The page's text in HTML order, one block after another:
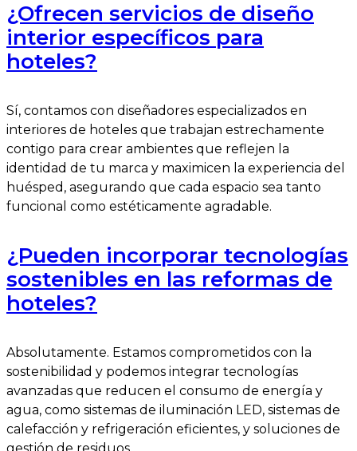
¿Ofrecen servicios de diseño
interior específicos para
hoteles?
Sí, contamos con diseñadores especializados en
interiores de hoteles que trabajan estrechamente
contigo para crear ambientes que reflejen la
identidad de tu marca y maximicen la experiencia del
huésped, asegurando que cada espacio sea tanto
funcional como estéticamente agradable.
¿Pueden incorporar tecnologías
sostenibles en las reformas de
hoteles?
Absolutamente. Estamos comprometidos con la
sostenibilidad y podemos integrar tecnologías
avanzadas que reducen el consumo de energía y
agua, como sistemas de iluminación LED, sistemas de
calefacción y refrigeración eficientes, y soluciones de